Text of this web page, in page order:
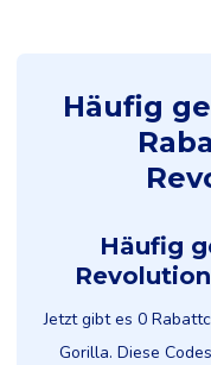
Häufig
Häufig
Jetzt gibt es 0
Gorilla. Diese